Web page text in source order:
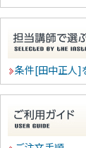
条件[田中正人]